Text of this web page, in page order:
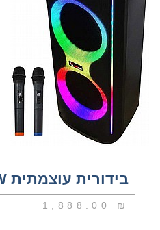
בידורית עוצמתית 800W
1,888.00 ₪